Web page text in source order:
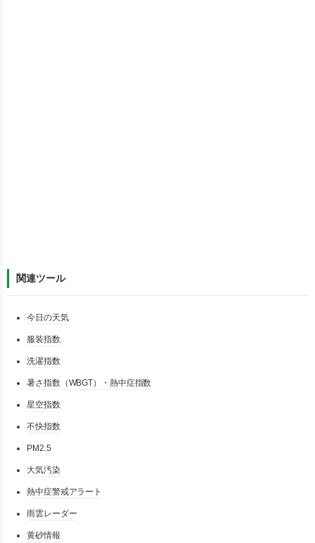
関連ツール
今日の天気
服装指数
洗濯指数
暑さ指数（WBGT）・熱中症指数
星空指数
不快指数
PM2.5
大気汚染
熱中症警戒アラート
雨雲レーダー
黄砂情報